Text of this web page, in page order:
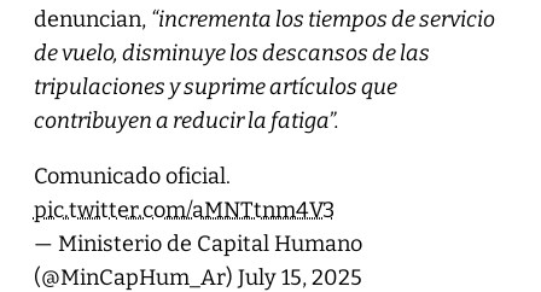
denuncian, “incrementa los tiempos de servicio
de vuelo, disminuye los descansos de las
tripulaciones y suprime artículos que
contribuyen a reducir la fatiga”.
Comunicado oficial.
pic.twitter.com/aMNTtnm4V3
— Ministerio de Capital Humano
(@MinCapHum_Ar) July 15, 2025